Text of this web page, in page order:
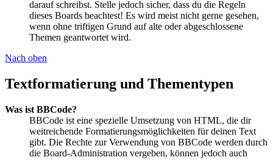
darauf schreibst. Stelle jedoch sicher, dass du die Regeln
dieses Boards beachtest! Es wird meist nicht gerne gesehen,
wenn ohne triftigen Grund auf alte oder abgeschlossene
Themen geantwortet wird.
Nach oben
Textformatierung und Thementypen
Was ist BBCode?
BBCode ist eine spezielle Umsetzung von HTML, die dir
weitreichende Formatierungsmöglichkeiten für deinen Text
gibt. Die Rechte zur Verwendung von BBCode werden durch
die Board-Administration vergeben, können jedoch auch